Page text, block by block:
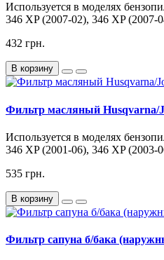
Используется в моделях
346 XP (2007-02), 346 XP (2007-
432 грн.
В корзину
Фильтр масляный Husqvarna/
Используется в моделях
346 XP (2001-06), 346 XP (2003-
535 грн.
В корзину
Фильтр сапуна б/бака